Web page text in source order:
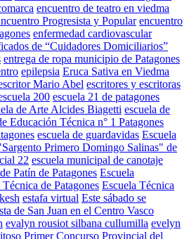
encuentro de teatro en viedma
Progresista y Popular encuentro
enfermedad cardiovascular
de “Cuidadores Domiciliarios”
entrega de ropa municipio de Patagones
epilepsia Eruca Sativa en Viedma
Mario Abel escritores y escritoras
200 escuela 21 de patagones
de Arte Alcides Biagetti escuela de
Educación Técnica n° 1 Patagones
escuela de guardavidas Escuela
Primero Domingo Salinas" de
22 escuela municipal de canotaje
Patín de Patagones Escuela
Técnica de Patagones Escuela Técnica
estafa virtual Este sábado se
de San Juan en el Centro Vasco
evalyn rousiot silbana cullumilla evelyn
Primer Concurso Provincial del